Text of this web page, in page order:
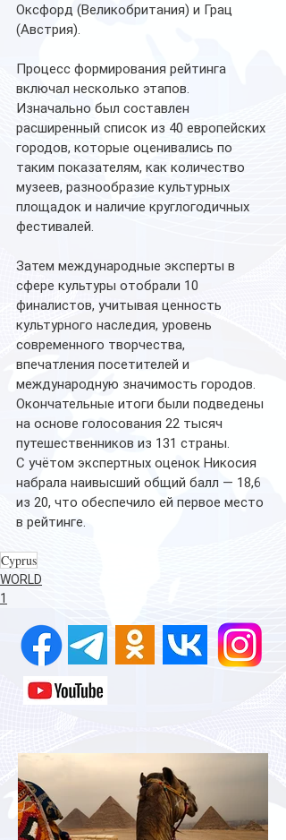
Оксфорд (Великобритания) и Грац
(Австрия).
Процесс формирования рейтинга
включал несколько этапов.
Изначально был составлен
расширенный список из 40 европейских
городов, которые оценивались по
таким показателям, как количество
музеев, разнообразие культурных
площадок и наличие круглогодичных
фестивалей.
Затем международные эксперты в
сфере культуры отобрали 10
финалистов, учитывая ценность
культурного наследия, уровень
современного творчества,
впечатления посетителей и
международную значимость городов.
Окончательные итоги были подведены
на основе голосования 22 тысяч
путешественников из 131 страны.
С учётом экспертных оценок Никосия
набрала наивысший общий балл — 18,6
из 20, что обеспечило ей первое место
в рейтинге.
Cyprus
WORLD
1